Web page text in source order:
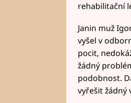
rehabilitační
Janin muž
vyšel v
pocit,
žádný
podobnost.
vyřešit žádný